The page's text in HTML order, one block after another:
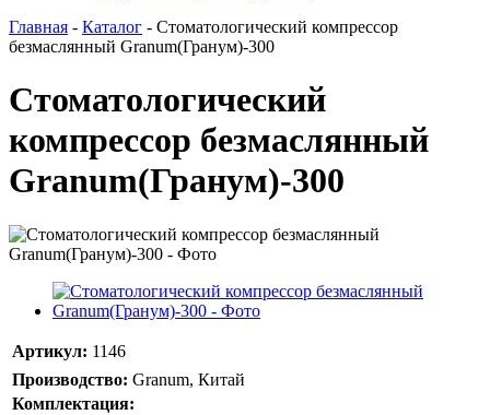
Главная - Каталог - Стоматологический компрессор
безмаслянный Granum(Гранум)-300
Стоматологический
компрессор безмаслянный
Granum(Гранум)-300
Артикул: 1146
Производство: Granum, Китай
Комплектация: